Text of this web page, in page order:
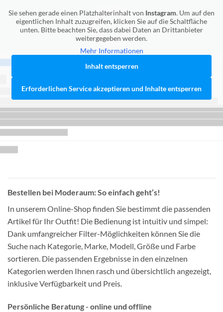
Sie sehen gerade einen Platzhalterinhalt von Instagram. Um auf den
eigentlichen Inhalt zuzugreifen, klicken Sie auf die Schaltfläche
unten. Bitte beachten Sie, dass dabei Daten an Drittanbieter
weitergegeben werden.
Mehr Informationen
Inhalt entsperren
Erforderlichen Service akzeptieren und Inhalte entsperren
Bestellen bei Moderaum: So einfach geht’s!
In unserem Online-Shop finden Sie bestimmt die passenden
Artikel für Ihr Outfit! Die Bedienung ist intuitiv und simpel:
Dank umfangreicher Filter-Möglichkeiten können Sie die
Suche nach Kategorie, Marke, Modell, Größe und Farbe
sortieren. Die passenden Ergebnisse in den einzelnen
Kategorien werden Ihnen rasch und übersichtlich angezeigt,
inklusive Verfügbarkeit und Preis.
Persönliche Beratung - online und offline